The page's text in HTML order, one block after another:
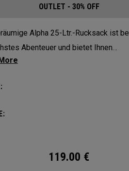
OUTLET - 30% OFF
Alpha 25-Ltr.-Rucksack ist
Abenteuer und bietet Ihnen
Stauraum, ohne Kompromisse
Hauptfach, zwei Fächer für
119.00 €